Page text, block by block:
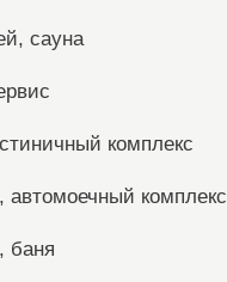
сауна
комплекс
комплекс
баня